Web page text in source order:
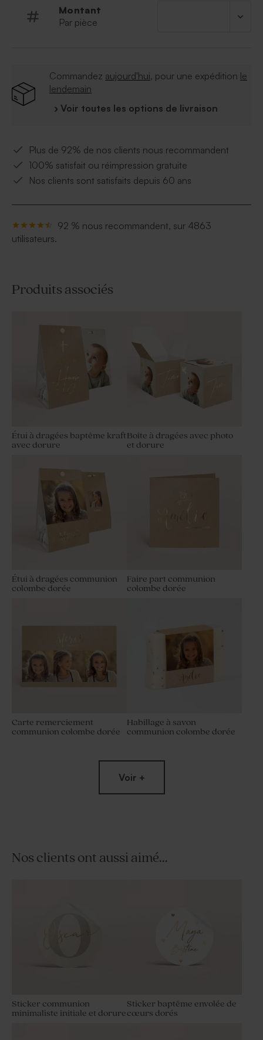
Montant
Par pièce
Commandez aujourd'hui, pour une expédition le
lendemain
› Voir toutes les options de livraison
Plus de 92% de nos clients nous recommandent
100% satisfait ou réimpression gratuite
Nos clients sont satisfaits depuis 60 ans
92 % nous recommandent, sur 4863
utilisateurs.
Produits associés
Étui à dragées baptême kraft
avec dorure
Boîte à dragées avec photo
et dorure
Étui à dragées communion
colombe dorée
Faire part communion
colombe dorée
Carte remerciement
communion colombe dorée
Habillage à savon
communion colombe dorée
Voir +
Nos clients ont aussi aimé...
Sticker communion
minimaliste initiale et dorure
Sticker baptême envolée de
cœurs dorés